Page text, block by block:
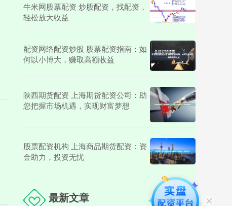
牛米网股票配资 炒股配资，找配资，
轻松放大收益
配资网络配资炒股 股票配资指南：如
何以小博大，赚取高额收益
陕西期货配资 上海期货配资公司：助
您把握市场机遇，实现财富梦想
股票配资机构 上海商品期货配资：资
金助力，投资无忧
最新文章